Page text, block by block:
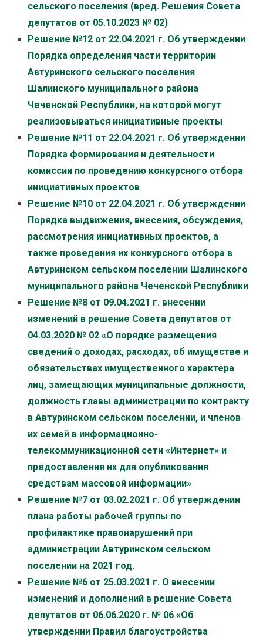
сельского поселения (вред. Решения Совета
депутатов от 05.10.2023 № 02)
Решение №12 от 22.04.2021 г. Об утверждении
Порядка определения части территории
Автуринского сельского поселения
Шалинского муниципального района
Чеченской Республики, на которой могут
реализовываться инициативные проекты
Решение №11 от 22.04.2021 г. Об утверждении
Порядка формирования и деятельности
комиссии по проведению конкурсного отбора
инициативных проектов
Решение №10 от 22.04.2021 г. Об утверждении
Порядка выдвижения, внесения, обсуждения,
рассмотрения инициативных проектов, а
также проведения их конкурсного отбора в
Автуринском сельском поселении Шалинского
муниципального района Чеченской Республики
Решение №8 от 09.04.2021 г. внесении
изменений в решение Совета депутатов от
04.03.2020 № 02 «О порядке размещения
сведений о доходах, расходах, об имуществе и
обязательствах имущественного характера
лиц, замещающих муниципальные должности,
должность главы администрации по контракту
в Автуринском сельском поселении, и членов
их семей в информационно-
телекоммуникационной сети «Интернет» и
предоставления их для опубликования
средствам массовой информации»
Решение №7 от 03.02.2021 г. Об утверждении
плана работы рабочей группы по
профилактике правонарушений при
администрации Автуринском сельском
поселении на 2021 год.
Решение №6 от 25.03.2021 г. О внесении
изменений и дополнений в решение Совета
депутатов от 06.06.2020 г. № 06 «Об
утверждении Правил благоустройства